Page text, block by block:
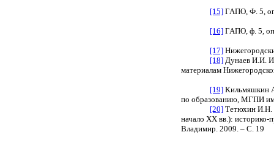
[15] ГАПО, Ф. 5,
[16] ГАПО, ф. 5,
[17]
[18] Дунаев И.И.
материалам
[19] Кильмяшкин
по образованию, МГПИ
[20] Тетюхин И.Н.
начало XX вв.): историко-
Владимир. 2009. – С. 19